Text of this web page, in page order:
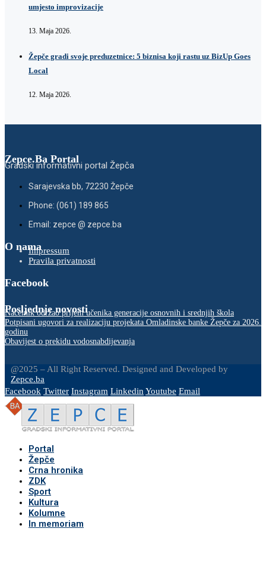
umjesto improvizacije
13. Maja 2026.
Žepče gradi svoje preduzetnice: 5 biznisa koji rastu uz BizUp Goes
Local
12. Maja 2026.
Zepce.Ba Portal
Gradski informativni portal Žepča
Sarajevska bb, 72230 Žepče
Phone: (061) 189 865
Email: zepce @ zepce.ba
O namaImpressum
Pravila privatnosti
Facebook
Posljednje novosti
Načelnik održao prijem učenika generacije osnovnih i srednjih škola
Potpisani ugovori za realizaciju projekata Omladinske banke Žepče za 2026.
godinu
Obavijest o prekidu vodosnabdijevanja
@2025 – All Right Reserved. Designed and Developed by
Zepce.ba
Facebook Twitter Instagram LinkedinYoutube Email
Portal
Žepče
Crna hronika
ZDK
Sport
Kultura
Kolumne
In memoriam